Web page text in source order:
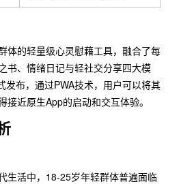
体的轻量级心灵慰藉工具，融合了每
书、情绪日记与轻社交分享四大模
发布，通过PWA技术，用户可以将其
接近原生App的启动和交互体验。
生活中，18-25岁年轻群体普遍面临